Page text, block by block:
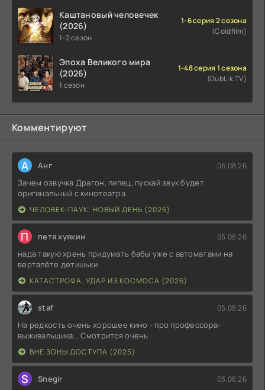
Каштановый человечек
(2026)
1-2 сезон
1-6 серия 2 сезона
(Coldfilm)
Эпоха Великого мира
(2026)
1 сезон
1-48 серия 1 сезона
(DubLik.TV)
Комментируют
А Анг 06.08.26
Зачем озвучка Драгон, пипец, пускай звук будет
оригинальный с кинотеатра
ЧЕЛОВЕК-ПАУК: НОВЫЙ ДЕНЬ (2026)
П петя хуякин 05.08.26
нада такую хрень придумать бабы уже с автоматами на
верталёте детишьки
КАТАСТРОФА. УДАР ИЗ КОСМОСА (2026)
staf 05.08.26
На редкость очень хорошее кино - про профессора-
выживальщика... Смотрится очень
ВНЕ ЗОНЫ ДОСТУПА (2025)
S Snegir 03.08.26